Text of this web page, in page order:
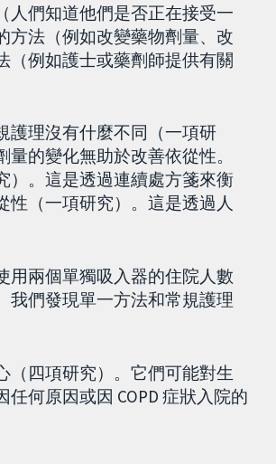
人們知道他們是否正在接受一
方法（例如改變藥物劑量、改
（例如護士或藥劑師提供有關
護理沒有什麼不同（一項研
的變化無助於改善依從性。
）。這是透過連續處方箋來衡
性（一項研究）。這是透過人
用兩個單獨吸入器的住院人數
我們發現單一方法和常規護理
（四項研究）。它們可能對生
何原因或因 COPD 症狀入院的